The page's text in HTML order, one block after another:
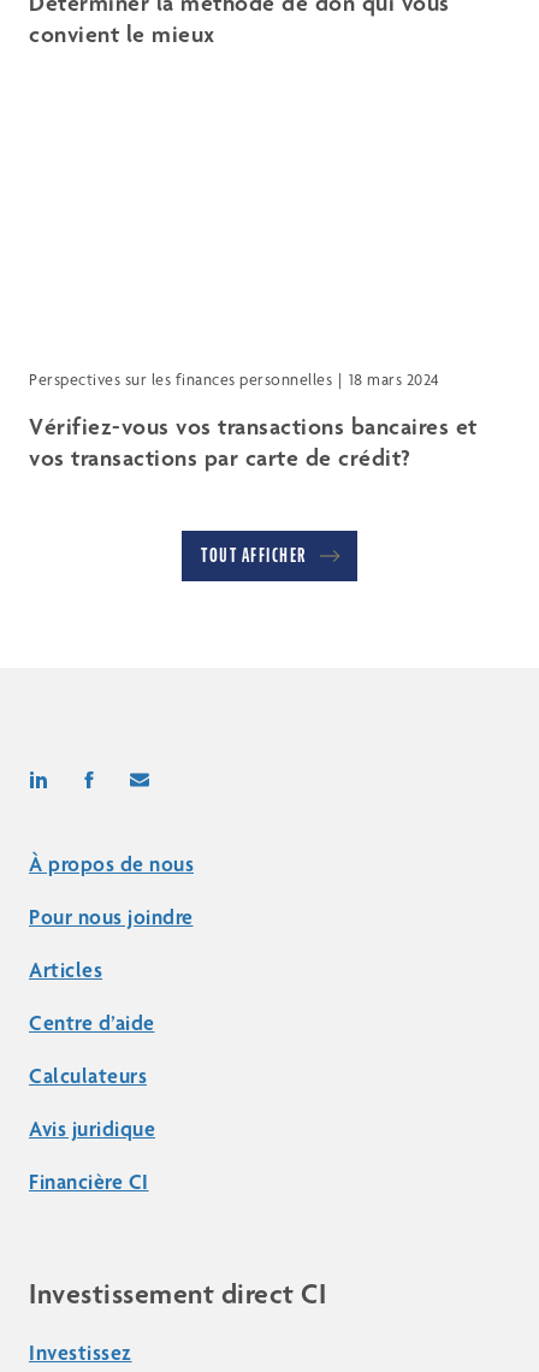
convient le mieux
Perspectives sur les finances personnelles 18 mars 2024
Vérifiez-vous vos transactions bancaires et
vos transactions par carte de crédit?
TOUT AFFICHER
À propos de nous
Pour nous joindre
Articles
Centre d’aide
Calculateurs
Avis juridique
Financière CI
Investissement direct CI
Investissez